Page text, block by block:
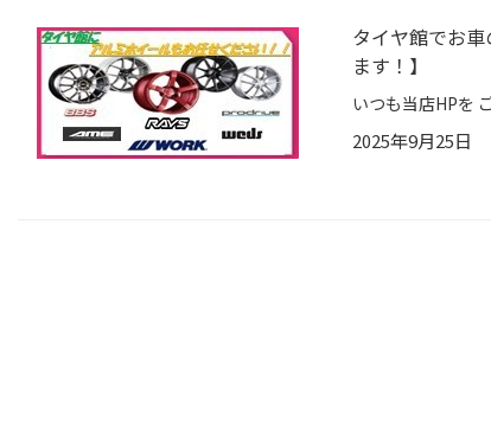
タイヤ館でお
ます！】
2025年9月25日